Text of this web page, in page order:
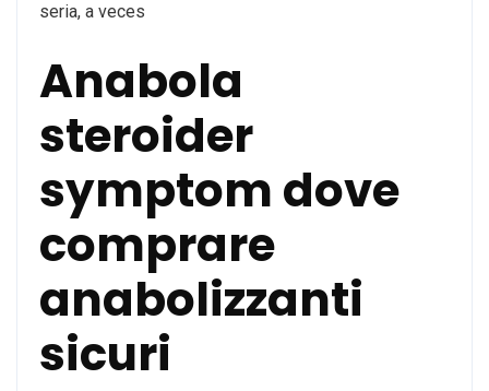
seria, a veces
Anabola
steroider
symptom dove
comprare
anabolizzanti
sicuri